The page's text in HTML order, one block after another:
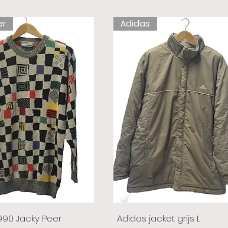
Jacky Peer
Adidas
Adidas jacket grijs L